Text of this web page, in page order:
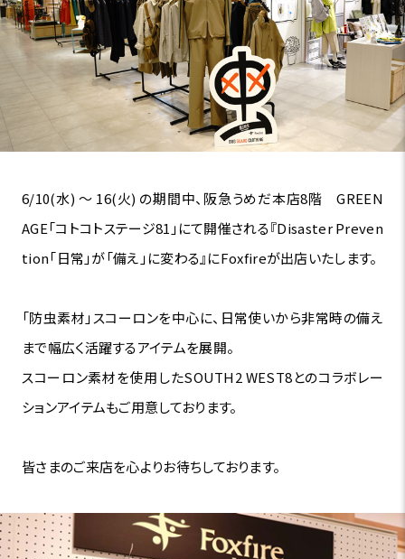
6/10(水) ～ 16(火) の期間中、阪急うめだ本店8階 GREEN
AGE「コトコトステージ81」にて開催される『Disaster Preven
tion「日常」が「備え」に変わる』にFoxfireが出店いたします。
「防虫素材」スコーロンを中心に、日常使いから非常時の備え
まで幅広く活躍するアイテムを展開。
スコーロン素材を使用したSOUTH2 WEST8とのコラボレー
ションアイテムもご用意しております。
皆さまのご来店を心よりお待ちしております。